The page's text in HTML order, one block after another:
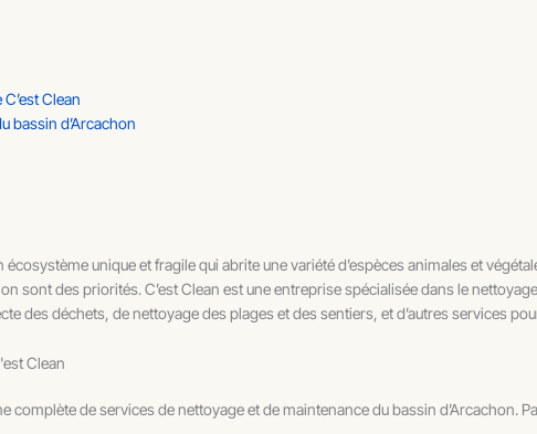
Clean
bassin d’Arcachon
écosystème unique et fragile qui abrite une variété d’espèces animales et
sont des priorités. C’est Clean est une entreprise spécialisée dans le
des déchets, de nettoyage des plages et des sentiers, et d’autres services
Clean
complète de services de nettoyage et de maintenance du bassin d’Arcachon.